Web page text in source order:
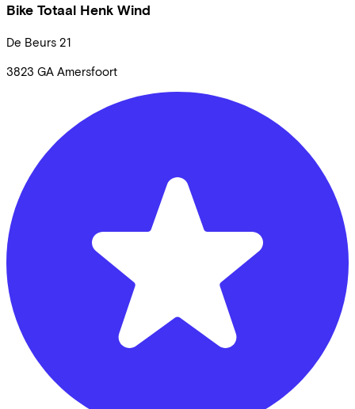
Bike Totaal Henk Wind
De Beurs 21
3823 GA Amersfoort